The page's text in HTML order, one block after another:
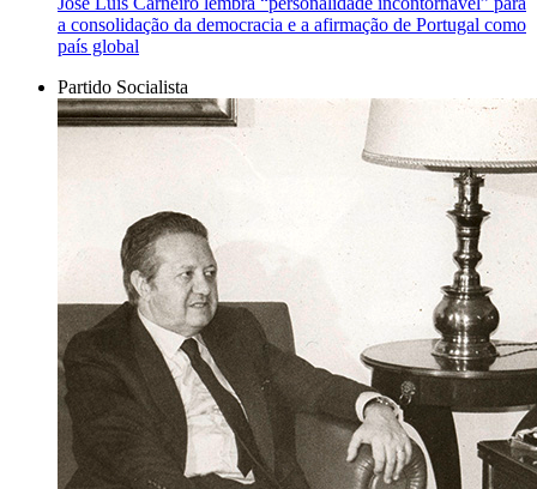
a consolidação da democracia e a afirmação de Portugal como
país global
Partido Socialista